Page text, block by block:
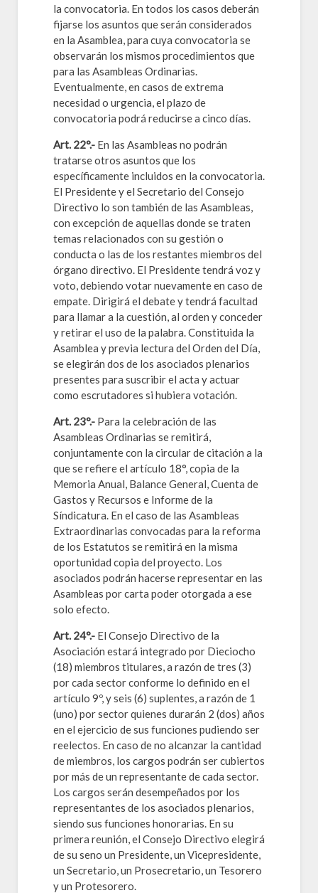
la convocatoria. En todos los casos deberán
fijarse los asuntos que serán considerados
en la Asamblea, para cuya convocatoria se
observarán los mismos procedimientos que
para las Asambleas Ordinarias.
Eventualmente, en casos de extrema
necesidad o urgencia, el plazo de
convocatoria podrá reducirse a cinco días.
Art. 22°.- En las Asambleas no podrán
tratarse otros asuntos que los
específicamente incluidos en la convocatoria.
El Presidente y el Secretario del Consejo
Directivo lo son también de las Asambleas,
con excepción de aquellas donde se traten
temas relacionados con su gestión o
conducta o las de los restantes miembros del
órgano directivo. El Presidente tendrá voz y
voto, debiendo votar nuevamente en caso de
empate. Dirigirá el debate y tendrá facultad
para llamar a la cuestión, al orden y conceder
y retirar el uso de la palabra. Constituida la
Asamblea y previa lectura del Orden del Día,
se elegirán dos de los asociados plenarios
presentes para suscribir el acta y actuar
como escrutadores si hubiera votación.
Art. 23°.- Para la celebración de las
Asambleas Ordinarias se remitirá,
conjuntamente con la circular de citación a la
que se refiere el artículo 18°, copia de la
Memoria Anual, Balance General, Cuenta de
Gastos y Recursos e Informe de la
Síndicatura. En el caso de las Asambleas
Extraordinarias convocadas para la reforma
de los Estatutos se remitirá en la misma
oportunidad copia del proyecto. Los
asociados podrán hacerse representar en las
Asambleas por carta poder otorgada a ese
solo efecto.
Art. 24°.- El Consejo Directivo de la
Asociación estará integrado por Dieciocho
(18) miembros titulares, a razón de tres (3)
por cada sector conforme lo definido en el
artículo 9º, y seis (6) suplentes, a razón de 1
(uno) por sector quienes durarán 2 (dos) años
en el ejercicio de sus funciones pudiendo ser
reelectos. En caso de no alcanzar la cantidad
de miembros, los cargos podrán ser cubiertos
por más de un representante de cada sector.
Los cargos serán desempeñados por los
representantes de los asociados plenarios,
siendo sus funciones honorarias. En su
primera reunión, el Consejo Directivo elegirá
de su seno un Presidente, un Vicepresidente,
un Secretario, un Prosecretario, un Tesorero
y un Protesorero.